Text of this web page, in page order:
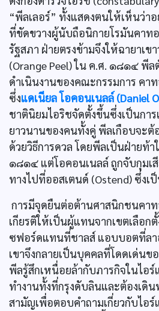
“พีลเลอร์” ทั้งแสดงตนให้เห็นว่า
ที่ขัดขวางผู้นับถือนิกายโรมันคาท
รัฐสภา ฝ่ายตรงข้ามจึงให้ฉายาเข
(Orange Peel) ใน ค.ศ. ๑๘๑๔ พี
ดำเนินงานของคณะกรรมการ คา
ซึ่งแดเนียล โอคอนเนลล์ (Daniel
ชาตินิยมไอริชจัดตั้งขึ้นซึ่งเป็นกา
ยาวนานของคนทั้งคู่ พีลเกือบจะต้
ด้วยวิธีการดวล โดยพีลเป็นฝ่ายท้
๑๘๑๔ แต่โอคอนเนลล์ ถูกจับกุมเ
ทางไปที่ออสเตนด์ (Ostend) ซึ่ง
การมีจุดยืนต่อต้านศาสนิกชนคา
เกียรติให้เป็นผู้แทนจากเขตเลือก
ซฟอร์ดแทนที่ชาลส์ แอบบอตที่ล
เขาจึงกลายเป็นบุคคลที่โดดเด่น
พีลรู้สึกเหนื่อยล้ากับภารกิจในไอร์
ทำงานทั้งที่กรุงดับลินและต้องเดิ
สามัญเพื่อตอบคำถามเกี่ยวกับไอ